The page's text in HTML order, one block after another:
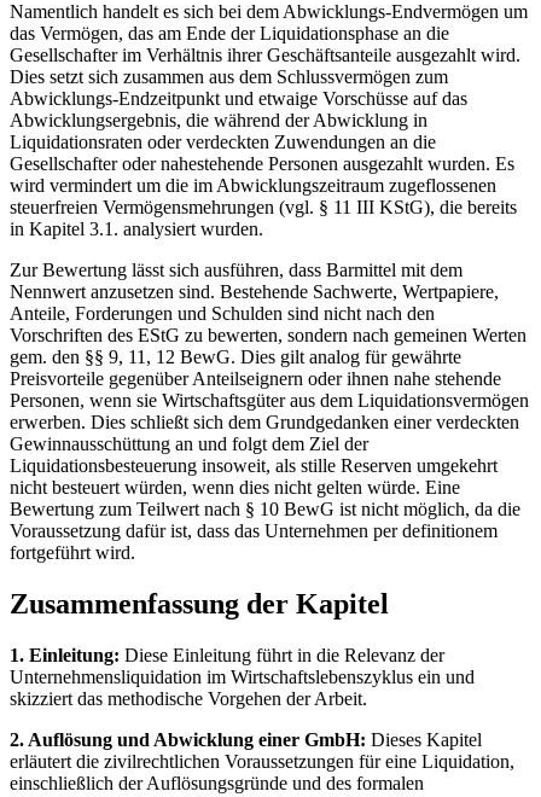
Namentlich handelt es sich bei dem Abwicklungs-Endvermögen um
das Vermögen, das am Ende der Liquidationsphase an die
Gesellschafter im Verhältnis ihrer Geschäftsanteile ausgezahlt wird.
Dies setzt sich zusammen aus dem Schlussvermögen zum
Abwicklungs-Endzeitpunkt und etwaige Vorschüsse auf das
Abwicklungsergebnis, die während der Abwicklung in
Liquidationsraten oder verdeckten Zuwendungen an die
Gesellschafter oder nahestehende Personen ausgezahlt wurden. Es
wird vermindert um die im Abwicklungszeitraum zugeflossenen
steuerfreien Vermögensmehrungen (vgl. § 11 III KStG), die bereits
in Kapitel 3.1. analysiert wurden.
Zur Bewertung lässt sich ausführen, dass Barmittel mit dem
Nennwert anzusetzen sind. Bestehende Sachwerte, Wertpapiere,
Anteile, Forderungen und Schulden sind nicht nach den
Vorschriften des EStG zu bewerten, sondern nach gemeinen Werten
gem. den §§ 9, 11, 12 BewG. Dies gilt analog für gewährte
Preisvorteile gegenüber Anteilseignern oder ihnen nahe stehende
Personen, wenn sie Wirtschaftsgüter aus dem Liquidationsvermögen
erwerben. Dies schließt sich dem Grundgedanken einer verdeckten
Gewinnausschüttung an und folgt dem Ziel der
Liquidationsbesteuerung insoweit, als stille Reserven umgekehrt
nicht besteuert würden, wenn dies nicht gelten würde. Eine
Bewertung zum Teilwert nach § 10 BewG ist nicht möglich, da die
Voraussetzung dafür ist, dass das Unternehmen per definitionem
fortgeführt wird.
Zusammenfassung der Kapitel
1. Einleitung: Diese Einleitung führt in die Relevanz der
Unternehmensliquidation im Wirtschaftslebenszyklus ein und
skizziert das methodische Vorgehen der Arbeit.
2. Auflösung und Abwicklung einer GmbH: Dieses Kapitel
erläutert die zivilrechtlichen Voraussetzungen für eine Liquidation,
einschließlich der Auflösungsgründe und des formalen